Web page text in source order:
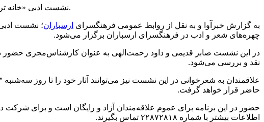
نشست ادبی «خانه ترانه» با یادی از دکتر افشین یداللهی شاعر فقید و مطرح کشور، روز پنج‌شنبه ۱۵ آبان‌ماه در فرهنگسرای ارسباران برگزار می‌شود.
به گزارش خبرآوا و به نقل از روابط عمومی فرهنگسرای ارسباران
چهره‌های شعر و ادب در فرهنگسرای ارسباران برگزار می‌شود.
در این نشست صابر قدیمی و داود رحمت‌الهی به عنوان کارشناس‌مجری حضور
نقد و بررسی می‌شود.
حاضر قرار خواهد گرفت.
حضور در این برنامه برای عموم علاقه‌مندان آزاد و رایگان است و برای شرکت
اطلاعات بیشتر با شماره ۲۲۸۷۲۸۱۸ تماس بگیرند.